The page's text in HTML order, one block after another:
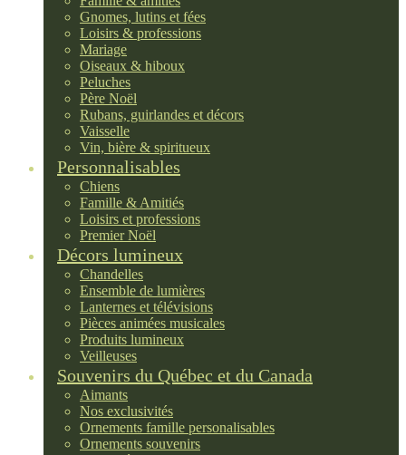
Gnomes, lutins et fées
Loisirs & professions
Mariage
Oiseaux & hiboux
Peluches
Père Noël
Rubans, guirlandes et décors
Vaisselle
Vin, bière & spiritueux
Personnalisables
Chiens
Famille & Amitiés
Loisirs et professions
Premier Noël
Décors lumineux
Chandelles
Ensemble de lumières
Lanternes et télévisions
Pièces animées musicales
Produits lumineux
Veilleuses
Souvenirs du Québec et du Canada
Aimants
Nos exclusivités
Ornements famille personalisables
Ornements souvenirs